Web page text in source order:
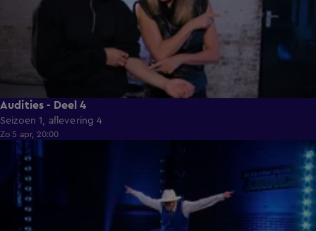
Audities - Deel 4
Seizoen 1, aflevering 4
Zo 5 apr, 20:00
1:30:59